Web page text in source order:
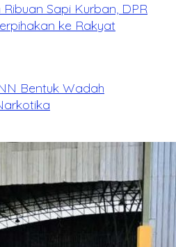
Sapi Kurban, DPR
ke Rakyat
Bentuk Wadah